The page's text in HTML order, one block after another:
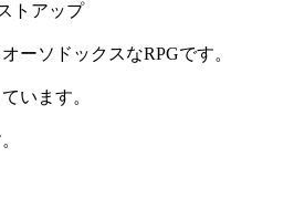
トアップ
ーソドックスなRPGです。
います。